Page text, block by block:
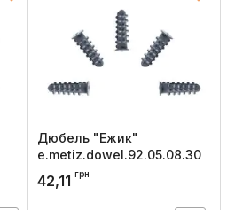
Дюбель "Ежик"
e.metiz.dowel.92.05.08.30
без шурупа М8х30
полиэтилен, буртик
42,11 грн